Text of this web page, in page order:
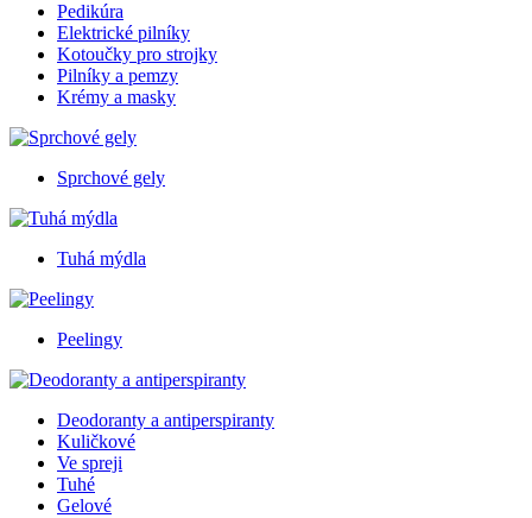
Pedikúra
Elektrické pilníky
Kotoučky pro strojky
Pilníky a pemzy
Krémy a masky
Sprchové gely
Tuhá mýdla
Peelingy
Deodoranty a antiperspiranty
Kuličkové
Ve spreji
Tuhé
Gelové